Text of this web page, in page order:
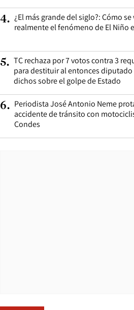
4. ¿El más grande del siglo?: Cómo se
realmente el fenómeno de El Niño
5. TC rechaza por 7 votos contra 3
para destituir al entonces diputado
dichos sobre el golpe de Estado
6. Periodista José Antonio Neme
accidente de tránsito con
Condes